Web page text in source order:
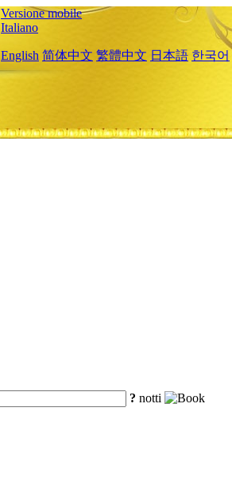
Versione mobile
Italiano
English 简体中文 繁體中文 日本語 한국어
? notti